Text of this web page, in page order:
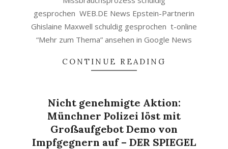
gesprochen WEB.DE News Epstein-Partnerin
Ghislaine Maxwell schuldig gesprochen t-online
“Mehr zum Thema” ansehen in Google News
CONTINUE READING
Nicht genehmigte Aktion:
Münchner Polizei löst mit
Großaufgebot Demo von
Impfgegnern auf – DER SPIEGEL